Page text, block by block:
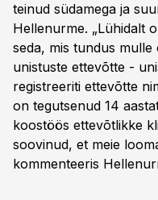
teinud südamega ja
Hellenurme. „Lühidalt
seda, mis tundus
unistuste ettevõtte -
registreeriti ettevõtte
on tegutsenud 14
koostöös ettevõtlikke
soovinud, et meie
kommenteeris